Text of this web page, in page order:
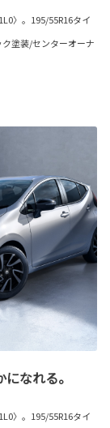
〉。195/55R16タイ
塗装/センターオーナ
なれる。
〉。195/55R16タイ